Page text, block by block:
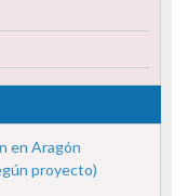
en Aragón
proyecto)